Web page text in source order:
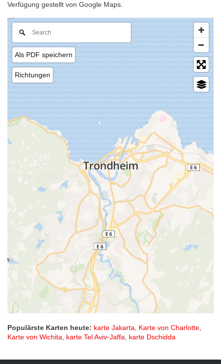
Verfügung gestellt von Google Maps.
Als PDF speichern
Richtungen
Populärste Karten heute: karte Jakarta, Karte von Charlotte,
Karte von Wichita, karte Tel Aviv-Jaffa, karte Dschidda